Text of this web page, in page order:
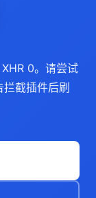
0。请尝试
截插件后刷